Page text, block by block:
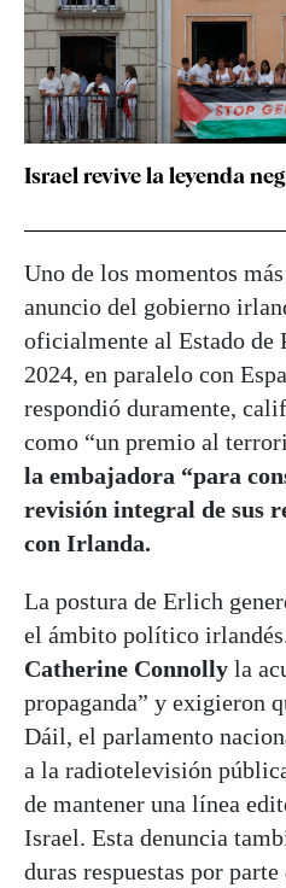
Israel revive la leyenda
Uno de los momentos
anuncio del gobierno
oficialmente al Estado de
2024, en paralelo con
respondió duramente,
como “un premio al
la embajadora “para
revisión integral de sus
con Irlanda.
La postura de Erlich
el ámbito político
Catherine Connolly la
propaganda” y exigieron
Dáil, el parlamento
a la radiotelevisión
de mantener una línea
Israel. Esta denuncia
duras respuestas por parte